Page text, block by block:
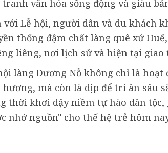
tranh văn hóa sống động và giàu
với Lễ hội, người dân và du khách
thống đậm chất làng quê xứ
liêng, nơi lịch sử và hiện tại giao
làng Dương Nỗ không chỉ là
hương, mà còn là dịp để tri ân sâu
thời khơi dậy niềm tự hào dân
nhớ nguồn" cho thế hệ trẻ hôm